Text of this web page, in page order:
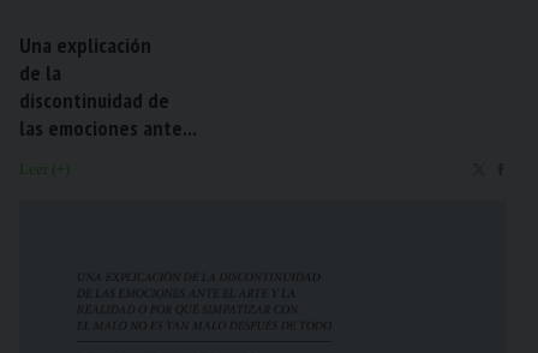
Una explicación
de la
discontinuidad de
las emociones ante...
Leer (+)